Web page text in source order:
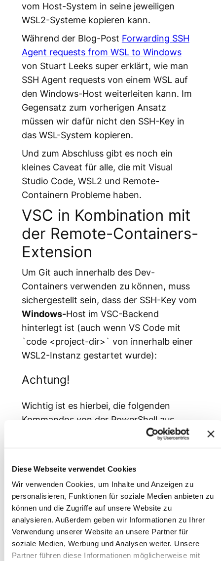
Diese Webseite verwendet Cookies
Wir verwenden Cookies, um Inhalte und Anzeigen zu
personalisieren, Funktionen für soziale Medien anbieten zu
können und die Zugriffe auf unsere Website zu
analysieren. Außerdem geben wir Informationen zu Ihrer
Verwendung unserer Website an unsere Partner für
soziale Medien, Werbung und Analysen weiter. Unsere
Partner führen diese Informationen möglicherweise mit
vom Host-System in seine jeweiligen
WSL2-Systeme kopieren kann.
Während der Blog-Post Forwarding SSH
Agent requests from WSL to Windows
von Stuart Leeks super erklärt, wie man
SSH Agent requests von einem WSL auf
den Windows-Host weiterleiten kann. Im
Gegensatz zum vorherigen Ansatz
müssen wir dafür nicht den SSH-Key in
das WSL-System kopieren.
Und zum Abschluss gibt es noch ein
kleines Caveat für alle, die mit Visual
Studio Code, WSL2 und Remote-
Containern Probleme haben.
VSC in Kombination mit
der Remote-Containers-
Extension
Um Git auch innerhalb des Dev-
Containers verwenden zu können, muss
sichergestellt sein, dass der SSH-Key vom
Windows-Host im VSC-Backend
hinterlegt ist (auch wenn VS Code mit
`code <project-dir>` von innerhalb einer
WSL2-Instanz gestartet wurde):
Achtung!
Wichtig ist es hierbei, die folgenden
Kommandos von der PowerShell aus
von der Git Bash.
Die Git Bash bringt ihr eigenes
Code aber forwarded den ssh-agent vom
Windows-Host-System!
Der von der Git Bash gebündelte ssh-
agent liegt unter `C:\Program
Files\Git\usr\bin`, während der Windows-
ssh-agent unter
`C:\Windows\System32\OpenSSH` liegt!